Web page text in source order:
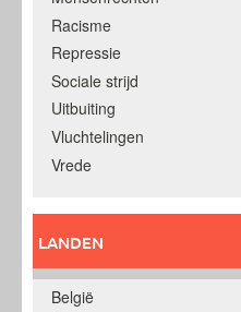
Racisme
Repressie
Sociale strijd
Uitbuiting
Vluchtelingen
Vrede
LANDEN
België